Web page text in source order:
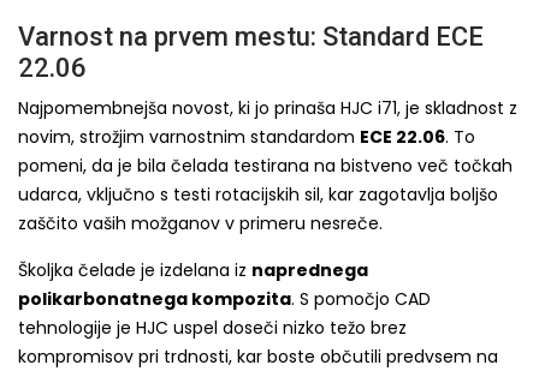
Varnost na prvem mestu: Standard ECE
22.06
Najpomembnejša novost, ki jo prinaša HJC i71, je skladnost z
novim, strožjim varnostnim standardom ECE 22.06. To
pomeni, da je bila čelada testirana na bistveno več točkah
udarca, vključno s testi rotacijskih sil, kar zagotavlja boljšo
zaščito vaših možganov v primeru nesreče.
Školjka čelade je izdelana iz naprednega
polikarbonatnega kompozita. S pomočjo CAD
tehnologije je HJC uspel doseči nizko težo brez
kompromisov pri trdnosti, kar boste občutili predvsem na